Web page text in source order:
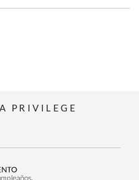
PRIVILEGE